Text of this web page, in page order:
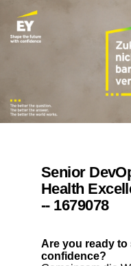
Senior
Health
-- 1679078
Are you ready
confidence?